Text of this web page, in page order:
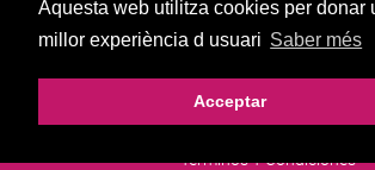
Aquesta web utilitza cookies per donar
millor experiència d usuari Saber més
Acceptar
© Copyright 2022
Política De Privacidad |
Política De Cookies |
Términos Y Condiciones